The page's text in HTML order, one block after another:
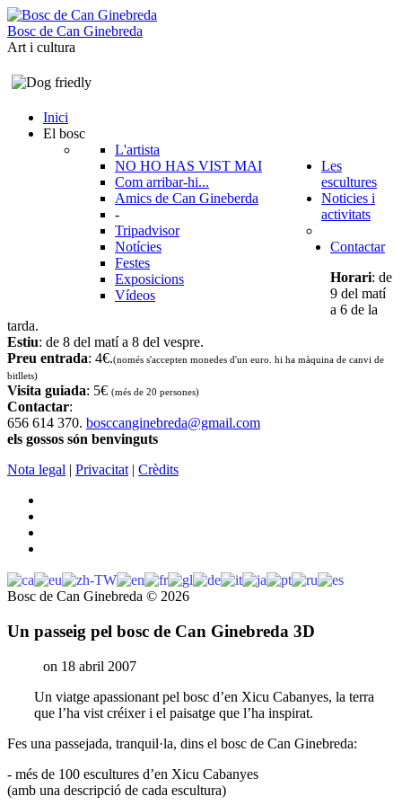
Bosc de Can Ginebreda
Art i cultura
Inici
El bosc
L'artista
NO HO HAS VIST MAI
Com arribar-hi...
Amics de Can Gineberda
-
Tripadvisor
Les
escultures
Noticies i
activitats
Notícies
Festes
Exposicions
Vídeos
Contactar
Horari: de
9 del matí
a 6 de la
tarda.
Estiu: de 8 del matí a 8 del vespre.
Preu entrada: 4€.(només s'accepten monedes d'un euro. hi ha màquina de canvi de
bitllets)
Visita guiada: 5€ (més de 20 persones)
Contactar:
656 614 370. bosccanginebreda@gmail.com
els gossos són benvinguts
Nota legal | Privacitat | Crèdits
Bosc de Can Ginebreda © 2026
Un passeig pel bosc de Can Ginebreda 3D
on 18 abril 2007
Un viatge apassionant pel bosc d’en Xicu Cabanyes, la terra
que l’ha vist créixer i el paisatge que l’ha inspirat.
Fes una passejada, tranquil·la, dins el bosc de Can Ginebreda:
- més de 100 escultures d’en Xicu Cabanyes
(amb una descripció de cada escultura)